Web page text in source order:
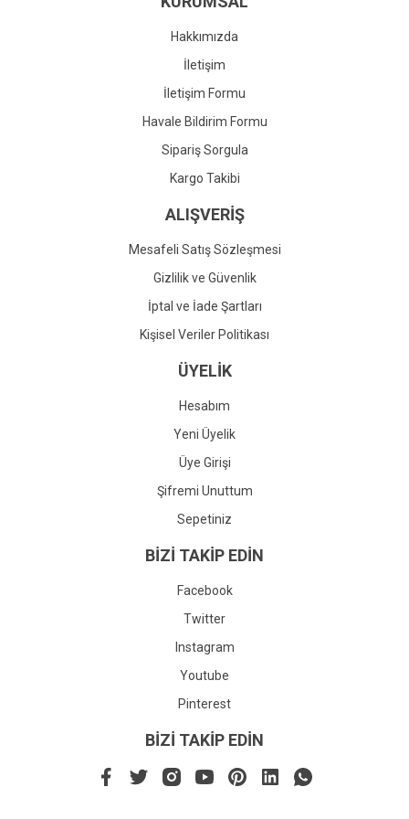
Gönder
Hakkımızda
İletişim
İletişim Formu
Havale Bildirim Formu
Sipariş Sorgula
Kargo Takibi
ALIŞVERİŞ
Mesafeli Satış Sözleşmesi
Gizlilik ve Güvenlik
İptal ve İade Şartları
Kişisel Veriler Politikası
ÜYELİK
Hesabım
Yeni Üyelik
Üye Girişi
Şifremi Unuttum
Sepetiniz
BİZİ TAKİP EDİN
Facebook
Twitter
Instagram
Youtube
Pinterest
BİZİ TAKİP EDİN